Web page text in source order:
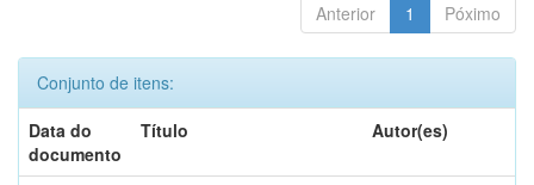
Anterior 1 Póximo
Conjunto de itens:
Data do
documento
Título Autor(es)